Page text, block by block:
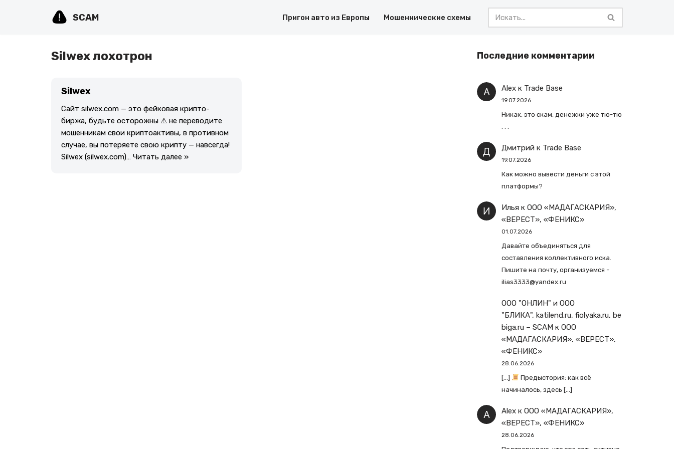
содержимому
SCAM Пригон авто из Европы Мошеннические схемы
Silwex лохотрон
Silwex
Сайт silwex.com — это фейковая крипто-
биржа, будьте осторожны ⚠ не переводите
мошенникам свои криптоактивы, в противном
случае, вы потеряете свою крипту — навсегда!
Silwex (silwex.com)… Читать далее »
Последние комментарии
Alexк Trade Base
19.07.2026
Никак, это скам, денежки уже тю-тю
Дмитрийк Trade Base
19.07.2026
Как можно вывести деньги с этой
платформы?
Ильяк ООО «МАДАГАСКАРИЯ»,
«ВЕРЕСТ», «ФЕНИКС»
01.07.2026
Давайте объединяться для
составления коллективного иска.
Пишите на почту, организуемся -
ilias3333@yandex.ru
ООО "ОНЛИН" и ООО
"БЛИКА", katilend.ru, fiolyaka.ru, be
biga.ru – SCAMк ООО
«МАДАГАСКАРИЯ», «ВЕРЕСТ»,
«ФЕНИКС»
28.06.2026
[…]
Предыстория: как всё
начиналось, здесь […]
Alexк ООО «МАДАГАСКАРИЯ»,
«ВЕРЕСТ», «ФЕНИКС»
28.06.2026